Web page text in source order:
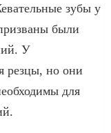
зубы у
были
У
резцы, но они
для